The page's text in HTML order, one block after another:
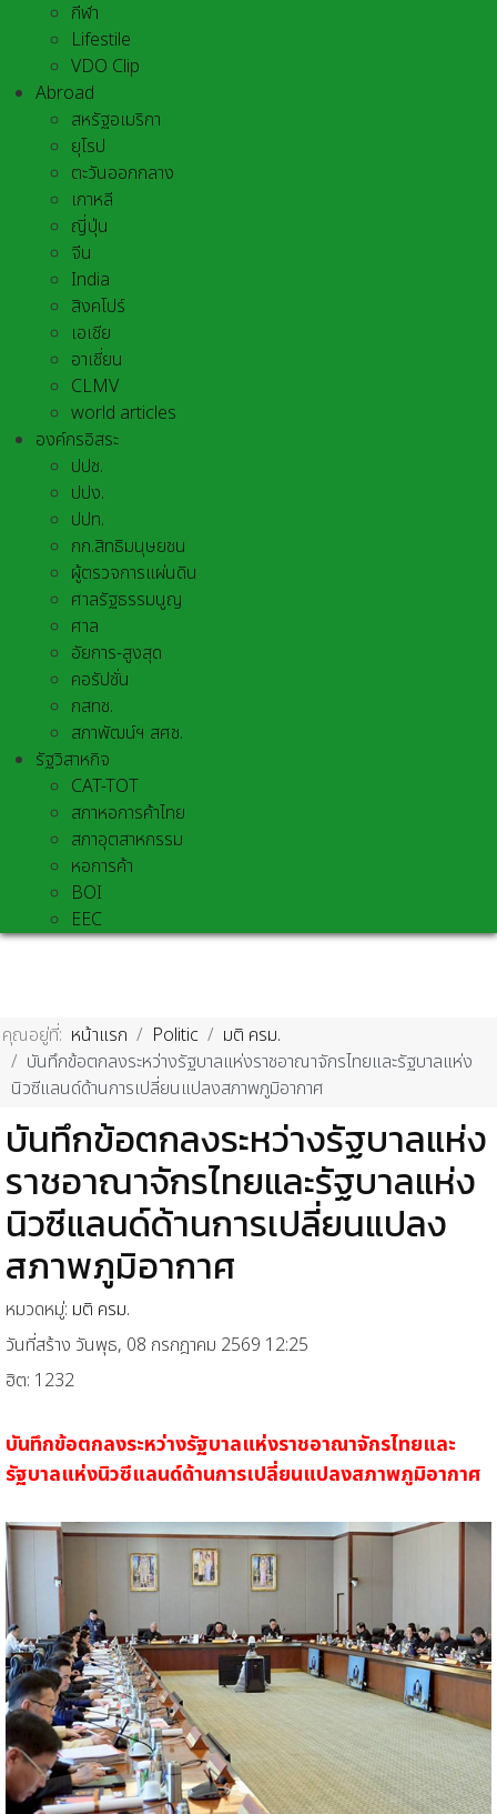
กีฬา
Lifestile
VDO Clip
Abroad
สหรัฐอเมริกา
ยุโรป
ตะวันออกกลาง
เกาหลี
ญี่ปุ่น
จีน
India
สิงคโปร์
เอเชีย
อาเชี่ยน
CLMV
world articles
องค์กรอิสระ
ปปช.
ปปง.
ปปท.
กก.สิทธิมนุษยชน
ผู้ตรวจการแผ่นดิน
ศาลรัฐธรรมนูญ
ศาล
อัยการ-สูงสุด
คอรัปชั่น
กสทช.
สภาพัฒน์ฯ สศช.
รัฐวิสาหกิจ
CAT-TOT
สภาหอการค้าไทย
สภาอุตสาหกรรม
หอการค้า
BOI
EEC
คุณอยู่ที่: หน้าแรก Politic
มติ ครม.
บันทึกข้อตกลงระหว่างรัฐบาลแห่งราชอาณาจักรไทยและรัฐบาลแห่ง
นิวซีแลนด์ด้านการเปลี่ยนแปลงสภาพภูมิอากาศ
บันทึกข้อตกลงระหว่างรัฐบาลแห่ง
ราชอาณาจักรไทยและรัฐบาลแห่ง
นิวซีแลนด์ด้านการเปลี่ยนแปลง
สภาพภูมิอากาศ
หมวดหมู่: มติ ครม.
วันที่สร้าง วันพุธ, 08 กรกฎาคม 2569 12:25
ฮิต: 1232
บันทึกข้อตกลงระหว่างรัฐบาลแห่งราชอาณาจักรไทยและ
รัฐบาลแห่งนิวซีแลนด์ด้านการเปลี่ยนแปลงสภาพภูมิอากาศ